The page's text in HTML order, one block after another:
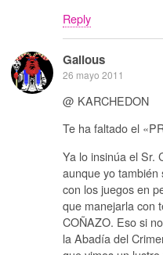
Reply
Galious
26 mayo 2011
@ KARCHEDON
Te ha faltado el
Ya lo insinúa el Sr.
aunque yo
con los juegos en
que manejarla con
COÑAZO. Eso si
la Abadía del